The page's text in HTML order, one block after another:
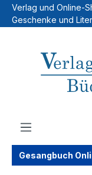
Zum Hauptinhalt
Verlag und Online-
Geschenke und
Gesangbuch